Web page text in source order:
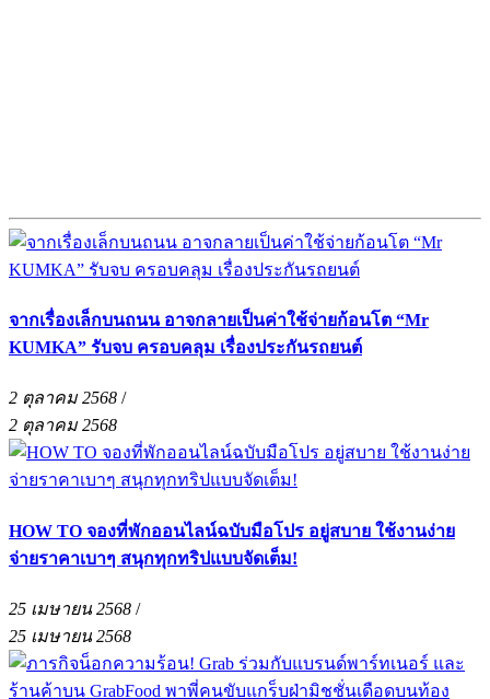
จากเรื่องเล็กบนถนน อาจกลายเป็นค่าใช้จ่ายก้อนโต “Mr
KUMKA” รับจบ ครอบคลุม เรื่องประกันรถยนต์
2 ตุลาคม 2568 /
2 ตุลาคม 2568
HOW TO จองที่พักออนไลน์ฉบับมือโปร อยู่สบาย ใช้งานง่าย
จ่ายราคาเบาๆ สนุกทุกทริปแบบจัดเต็ม!
25 เมษายน 2568 /
25 เมษายน 2568